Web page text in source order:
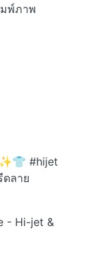
พ์ภาพ
#hijet
ดลาย
- Hi-jet &